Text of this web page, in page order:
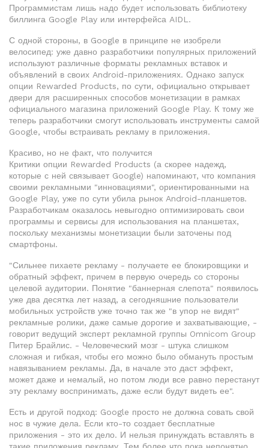
Программистам лишь надо будет использовать библиотеку
биллинга Google Play или интерфейса AIDL.
С одной стороны, в Google в принципе не изобрели
велосипед: уже давно разработчики популярных приложений
используют различные форматы рекламных вставок и
объявлений в своих Android-приложениях. Однако запуск
опции Rewarded Products, по сути, официально открывает
двери для расширенных способов монетизации в рамках
официального магазина приложений Google Play. К тому же
теперь разработчики смогут использовать инструменты самой
Google, чтобы встраивать рекламу в приложения.
Красиво, но не факт, что получится
Критики опции Rewarded Products (а скорее надежд,
которые с ней связывает Google) напоминают, что компания
своими рекламными "инновациями", ориентированными на
Google Play, уже по сути убила рынок Android-планшетов.
Разработчикам оказалось невыгодно оптимизировать свои
программы и сервисы для использования на планшетах,
поскольку механизмы монетизации были заточены под
смартфоны.
"Сильнее пихаете рекламу - получаете ее блокировщики и
обратный эффект, причем в первую очередь со стороны
целевой аудитории. Понятие "баннерная слепота" появилось
уже два десятка лет назад, а сегодняшние пользователи
мобильных устройств уже точно так же "в упор не видят"
рекламные ролики, даже самые дорогие и захватывающие, -
говорит ведущий эксперт рекламной группы Omnicom Group
Питер Брайлис. - Человеческий мозг - штука слишком
сложная и гибкая, чтобы его можно было обмануть простым
навязыванием рекламы. Да, в начале это даст эффект,
может даже и немалый, но потом люди все равно перестанут
эту рекламу воспринимать, даже если будут видеть ее".
Есть и другой подход: Google просто не должна совать свой
нос в чужие дела. Если кто-то создает бесплатные
приложения - это их дело. И нельзя принуждать вставлять в